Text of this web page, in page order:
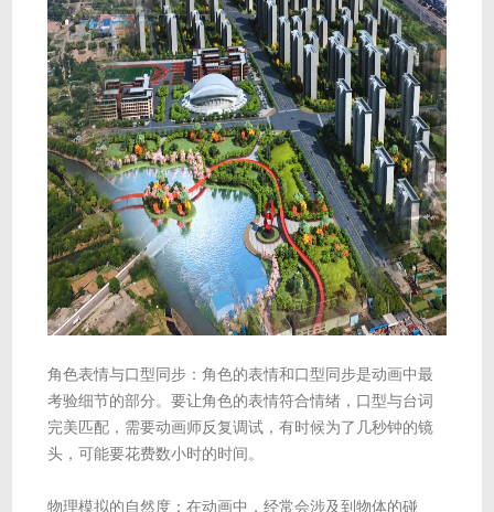
角色表情与口型同步：角色的表情和口型同步是动画中最
考验细节的部分。要让角色的表情符合情绪，口型与台词
完美匹配，需要动画师反复调试，有时候为了几秒钟的镜
头，可能要花费数小时的时间。
物理模拟的自然度：在动画中，经常会涉及到物体的碰